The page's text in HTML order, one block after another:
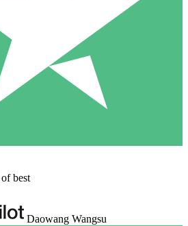
best
Daowang Wangsu